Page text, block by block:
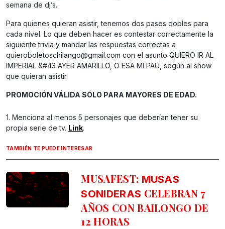
semana de dj’s.
Para quienes quieran asistir, tenemos dos pases dobles para
cada nivel. Lo que deben hacer es contestar correctamente la
siguiente trivia y mandar las respuestas correctas a
quieroboletoschilango@gmail.com con el asunto QUIERO IR AL
IMPERIAL &#43 AYER AMARILLO, O ESA MI PAU, según al show
que quieran asistir.
PROMOCIÓN VÁLIDA SÓLO PARA MAYORES DE EDAD.
1. Menciona al menos 5 personajes que deberían tener su
propia serie de tv. Link.
TAMBIÉN TE PUEDE INTERESAR
MUSAFEST: MUSAS
SONIDERAS CELEBRAN 7
AÑOS CON BAILONGO DE
12 HORAS